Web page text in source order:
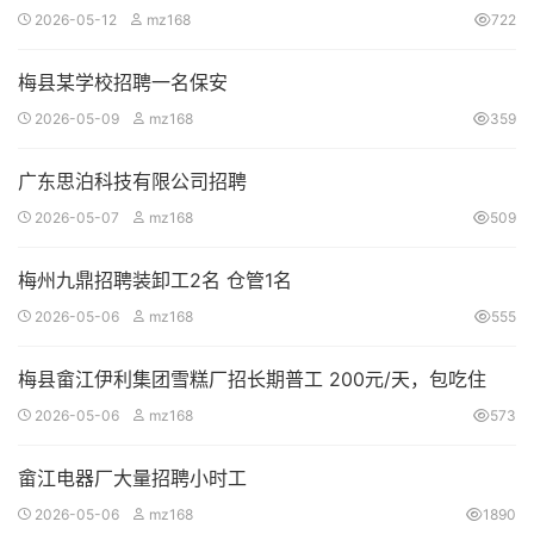
2026-05-12 mz168 722
梅县某学校招聘一名保安
2026-05-09 mz168 359
广东思泊科技有限公司招聘
2026-05-07 mz168 509
梅州九鼎招聘装卸工2名 仓管1名
2026-05-06 mz168 555
梅县畲江伊利集团雪糕厂招长期普工 200元/天，包吃住
2026-05-06 mz168 573
畲江电器厂大量招聘小时工
2026-05-06 mz168 1890